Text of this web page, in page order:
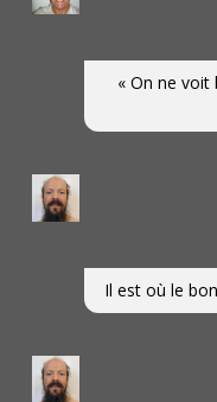
« On ne voit
Il est où le